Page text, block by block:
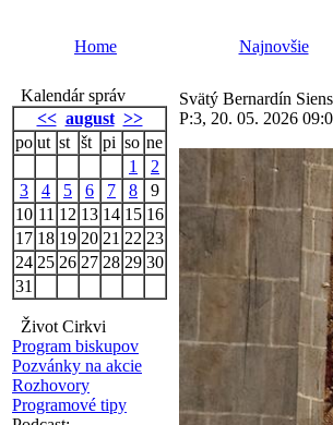
Home Najnovšie
Kalendár správ
<< august >>
po ut st št pi so ne
1
2
3
4 5 6 7 8
9
10 11 12 13 14 15 16
17 18 19 20 21 22 23
24 25 26 27 28 29 30
31
Život Cirkvi
Program biskupov
Pozvánky na akcie
Rozhovory
Programové tipy
Svätý Bernardín
P:3, 20. 05. 2026